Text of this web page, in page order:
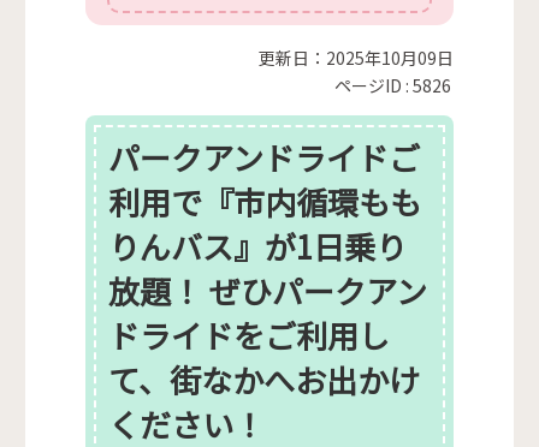
更新日：2025年10月09日
ページID :5826
パークアンドライドご
利用で『市内循環もも
りんバス』が1日乗り
放題！ ぜひパークアン
ドライドをご利用し
て、街なかへお出かけ
ください！